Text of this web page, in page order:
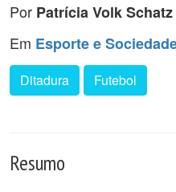
Por Patrícia Volk Schatz
Em Esporte e
Ditadura Futebol
Resumo